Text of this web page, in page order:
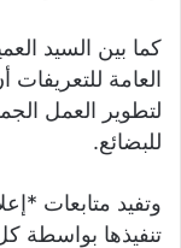
كما بين السيد
العامة للتعريفات
لتطوير العمل
للبضائع.
وتفيد متابعات
تنفيذها